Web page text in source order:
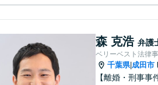
森 克浩 弁護
ベリーベスト法律
千葉県| 成田市
【離婚・刑事